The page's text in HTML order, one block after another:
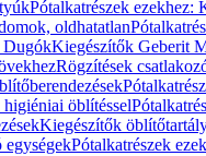
Pótalkatrészek ezekhez:
oldhatatlan
DugókKiegészítők Geberit
Rögzítések
öblítéssel
Kiegészítők
egységekPótalkatrészek